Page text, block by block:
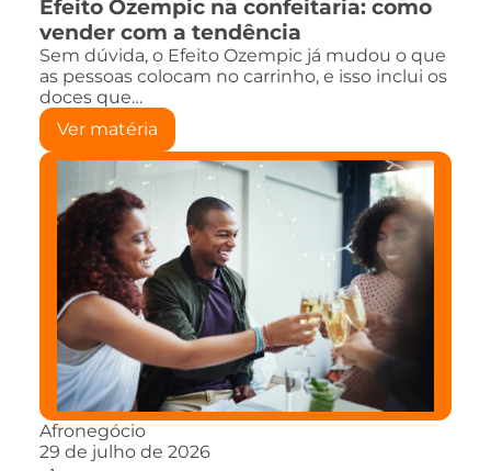
Efeito Ozempic na confeitaria: como
vender com a tendência
Sem dúvida, o Efeito Ozempic já mudou o que
as pessoas colocam no carrinho, e isso inclui os
doces que…
Ver matéria
Afronegócio
29 de julho de 2026